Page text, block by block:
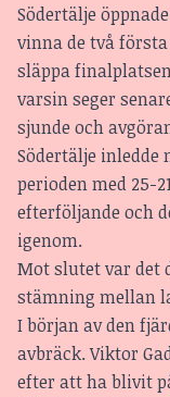
Södertälje
vinna de två
släppa
varsin seger
sjunde och
Södertälje inledde
perioden med 25-
efterföljande och
igenom.
Mot slutet var det
stämning mellan
I början av den
avbräck. Viktor
efter att ha blivit